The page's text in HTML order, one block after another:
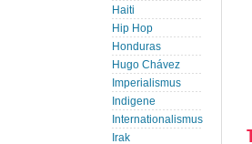
Haiti
Hip Hop
Honduras
Hugo Chávez
Imperialismus
Indigene
Internationalismus
Irak